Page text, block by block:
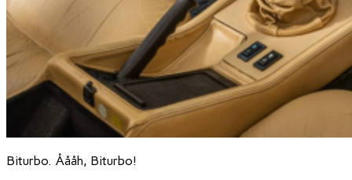
Biturbo. Åååh, Biturbo!